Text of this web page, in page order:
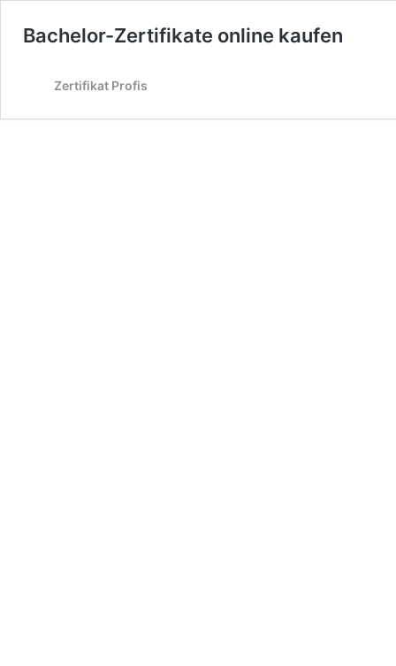
Bachelor-Zertifikate online kaufen
Zertifikat Profis